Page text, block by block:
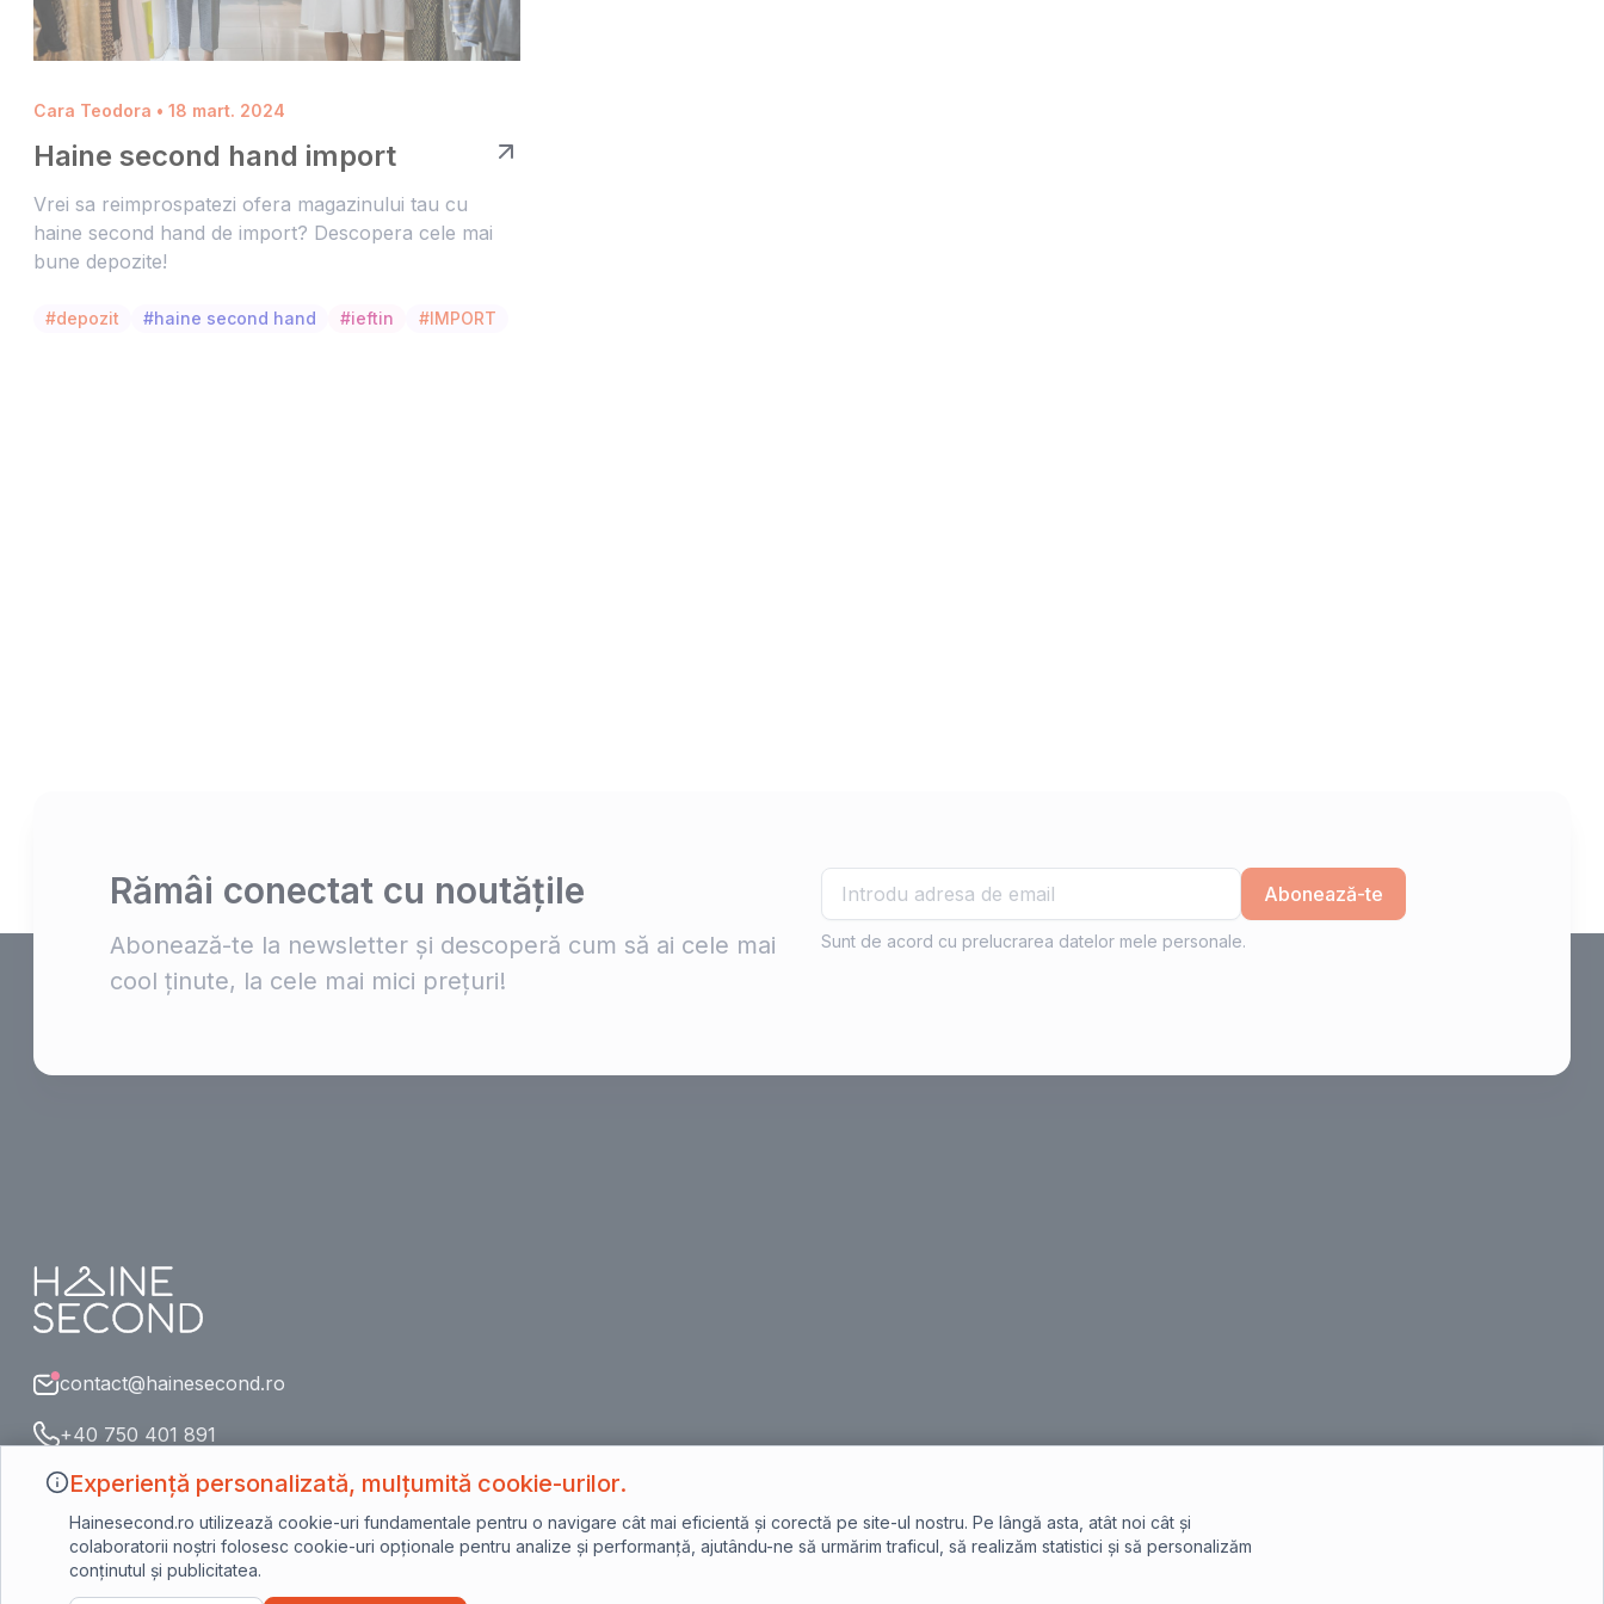
Cara Teodora • 18 mart. 2024
Haine second hand import
Vrei sa reimprospatezi ofera magazinului tau cu
haine second hand de import? Descopera cele mai
bune depozite!
#depozit #haine second hand #ieftin #IMPORT
Rămâi conectat cu noutățile
Abonează-te la newsletter și descoperă cum să ai cele mai
cool ținute, la cele mai mici prețuri!
Abonează-te
Sunt de acord cu prelucrarea datelor mele personale.
contact@hainesecond.ro
+40 750 401 891
©2023 Hainesecond.ro - Toate drepturile rezervate.
Experiență personalizată, mulțumită cookie-urilor.
Hainesecond.ro utilizează cookie-uri fundamentale pentru o navigare cât mai eficientă și corectă pe site-ul nostru. Pe lângă asta, atât noi cât și
colaboratorii noștri folosesc cookie-uri opționale pentru analize și performanță, ajutându-ne să urmărim traficul, să realizăm statistici și să personalizăm
conținutul și publicitatea.